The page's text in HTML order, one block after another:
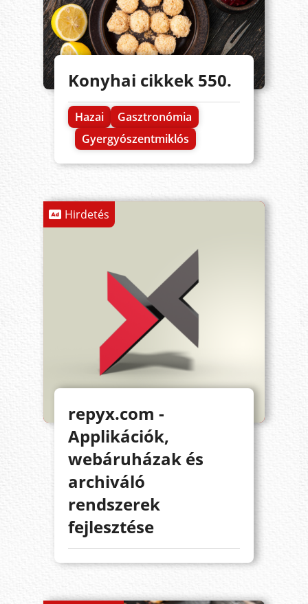
Konyhai cikkek 550.
Hazai
Gasztronómia
Gyergyószentmiklós
Hirdetés
repyx.com -
Applikációk,
webáruházak és
archiváló
rendszerek
fejlesztése